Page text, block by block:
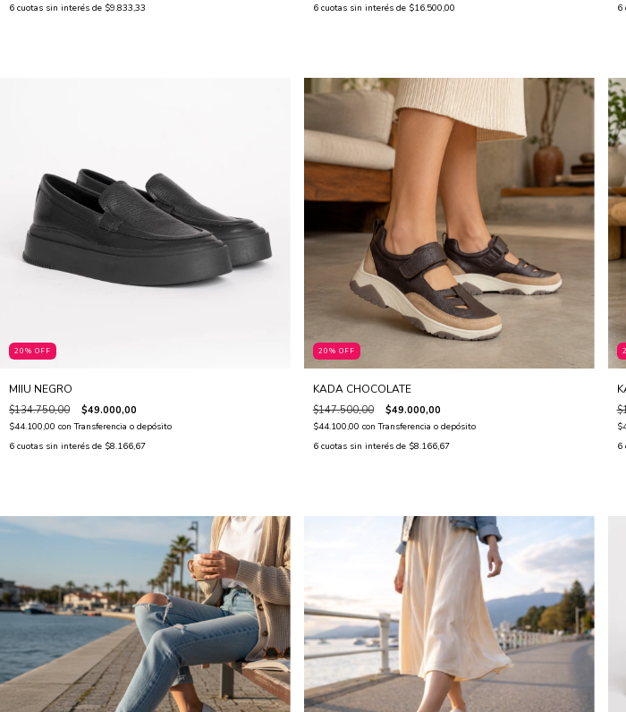
6 cuotas sin interés de $9.833,33
6 cuotas sin interés de $16.500,00
6
20% OFF
MIIU NEGRO
$134.750,00 $49.000,00
$44.100,00 con Transferencia o depósito
6 cuotas sin interés de $8.166,67
20% OFF
KADA CHOCOLATE
$147.500,00 $49.000,00
$44.100,00 con Transferencia o depósito
6 cuotas sin interés de $8.166,67
6